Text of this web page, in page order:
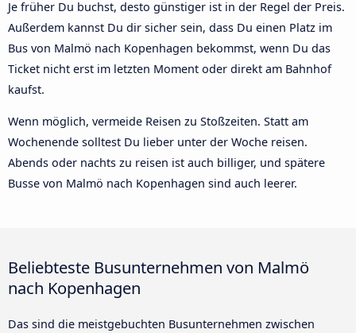
Je früher Du buchst, desto günstiger ist in der Regel der Preis.
Außerdem kannst Du dir sicher sein, dass Du einen Platz im
Bus von Malmö nach Kopenhagen bekommst, wenn Du das
Ticket nicht erst im letzten Moment oder direkt am Bahnhof
kaufst.
Wenn möglich, vermeide Reisen zu Stoßzeiten. Statt am
Wochenende solltest Du lieber unter der Woche reisen.
Abends oder nachts zu reisen ist auch billiger, und spätere
Busse von Malmö nach Kopenhagen sind auch leerer.
Beliebteste Busunternehmen von Malmö
nach Kopenhagen
Das sind die meistgebuchten Busunternehmen zwischen